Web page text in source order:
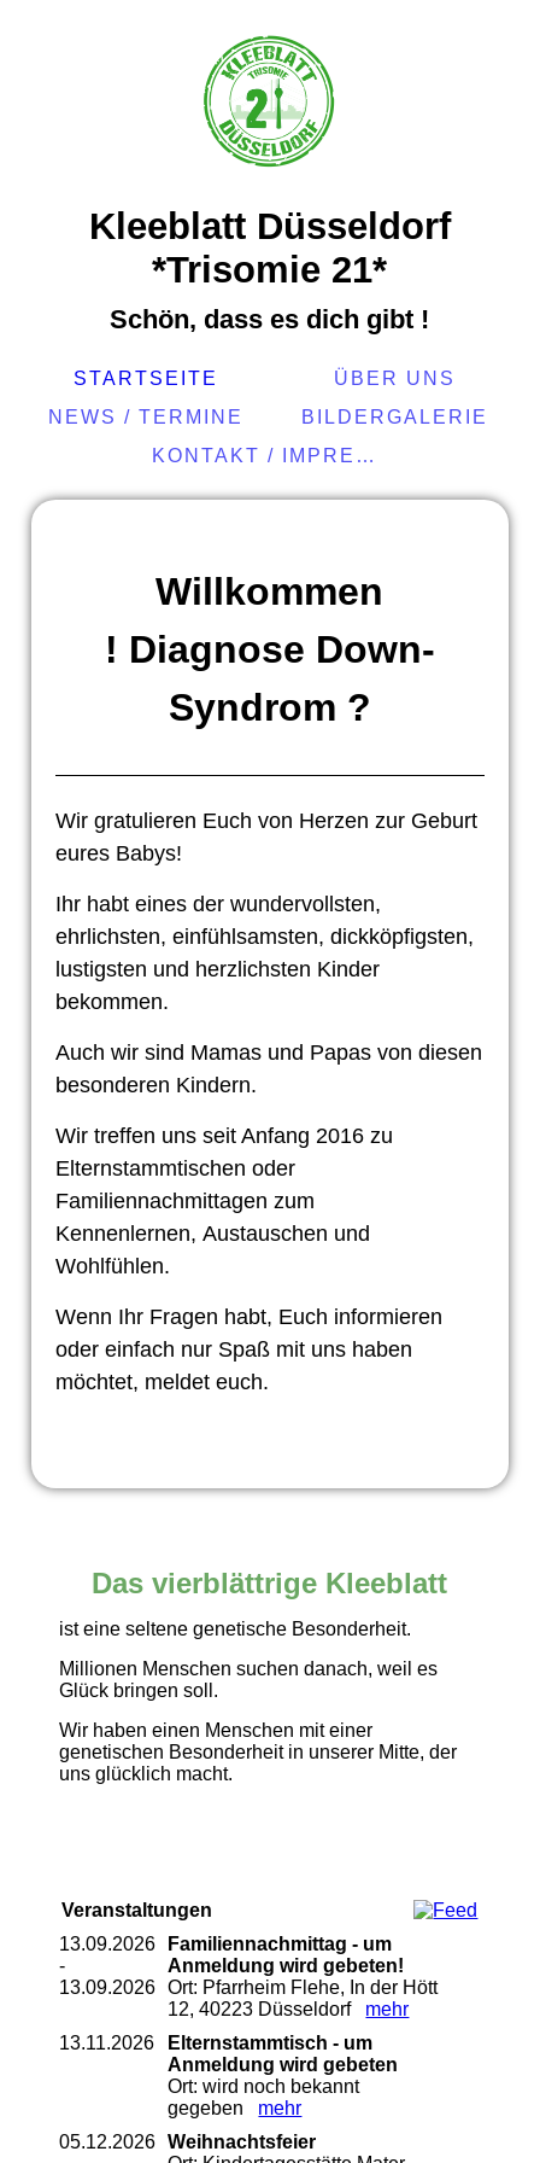
Kleeblatt Düsseldorf
*Trisomie 21*
Schön, dass es dich gibt !
STARTSEITE
ÜBER UNS
NEWS / TERMINE
BILDERGALERIE
KONTAKT / IMPRESSUM
Willkommen
! Diagnose Down-
Syndrom ?
Wir gratulieren Euch von Herzen zur Geburt
eures Babys!
Ihr habt eines der wundervollsten,
ehrlichsten, einfühlsamsten, dickköpfigsten,
lustigsten und herzlichsten Kinder
bekommen.
Auch wir sind Mamas und Papas von diesen
besonderen Kindern.
Wir treffen uns seit Anfang 2016 zu
Elternstammtischen oder
Familiennachmittagen zum
Kennenlernen, Austauschen und
Wohlfühlen.
Wenn Ihr Fragen habt, Euch informieren
oder einfach nur Spaß mit uns haben
möchtet, meldet euch.
Das vierblättrige Kleeblatt
ist eine seltene genetische Besonderheit.
Millionen Menschen suchen danach, weil es
Glück bringen soll.
Wir haben einen Menschen mit einer
genetischen Besonderheit in unserer Mitte, der
uns glücklich macht.
Veranstaltungen
13.09.2026
-
13.09.2026
Familiennachmittag - um
Anmeldung wird gebeten!
Ort: Pfarrheim Flehe, In der Hött
12, 40223 Düsseldorf mehr
13.11.2026
Elternstammtisch - um
Anmeldung wird gebeten
Ort: wird noch bekannt
gegeben mehr
05.12.2026
Weihnachtsfeier